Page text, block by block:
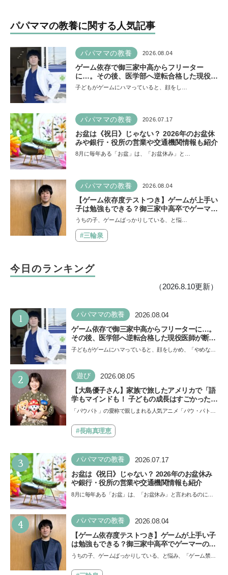
【慶應生よしださん｜前
編】
パパママの教養に関する人気記事
パパママの教養 2026.08.04
ゲーム依存で御三家中高からフリーター
に…。その後、医学部へ逆転合格した現役医
師が断言「ゲームの経験が受験勉強に役立っ
子どもがゲームにハマっていると、顔をし…
パパママの教養 2026.07.17
お盆は《祝日》じゃない？ 2026年のお盆休
みや銀行・役所の営業や交通機関情報も紹介
8月に毎年ある「お盆」は、「お盆休み」と…
パパママの教養 2026.08.04
【ゲーム依存度テストつき】ゲームが上手い
子は勉強もできる？御三家中高卒でゲーマー
の医師・阿部智史さんが教えるゲームしなが
うちの子、ゲームばっかりしている、と悩…
#三輪泉
今日のランキング
（2026.8.10更新）
1 パパママの教養 2026.08.04
ゲーム依存で御三家中高からフリーターに…。
その後、医学部へ逆転合格した現役医師が断言
「ゲームの経験が受験勉強に役立った」そう考
子どもがゲームにハマっていると、顔をしかめ、「やめなさ
い…
2 遊び 2026.08.05
【大島優子さん】家族で旅したアメリカで「語
学もマインドも！ 子どもの成長はすごかった」
声優をつとめた映画『パウ・パトロール ザ・ダ
できると子どもに知ってほしい
「パウパト」の愛称で親しまれる人気アニメ「パウ・パトロ
ザ…
#長南真理恵
3 パパママの教養 2026.07.17
お盆は《祝日》じゃない？ 2026年のお盆休み
や銀行・役所の営業や交通機関情報も紹介
8月に毎年ある「お盆」は、「お盆休み」と言われるのに祝
盆…
4 パパママの教養 2026.08.04
【ゲーム依存度テストつき】ゲームが上手い子
は勉強もできる？御三家中高卒でゲーマーの医
師・阿部智史さんが教えるゲームしながら受験
うちの子、ゲームばっかりしている、と悩み、「ゲーム禁